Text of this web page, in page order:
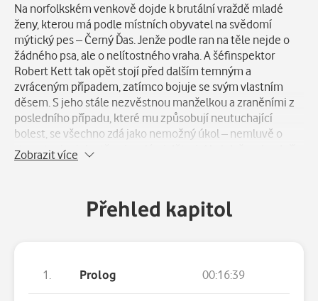
Na norfolkském venkově dojde k brutální vraždě mladé
ženy, kterou má podle místních obyvatel na svědomí
mýtický pes – Černý Ďas. Jenže podle ran na těle nejde o
žádného psa, ale o nelítostného vraha. A šéfinspektor
Robert Kett tak opět stojí před dalším temným a
zvráceným případem, zatímco bojuje se svým vlastním
děsem. S jeho stále nezvěstnou manželkou a zraněními z
posledního případu, které mu způsobují neutuchající
bolest, se všechno zdá jako nemožný úkol – nemluvě o
starostech s jeho třemi malými dětmi. Ale když vrah udeří
podruhé, ještě brutálněji než předtím, Kett se rozhodne
vraha, který možná loví i Ketta samotného... Užijte si druhý
Zobrazit více
Přehled kapitol
1. Prolog 00:16:39